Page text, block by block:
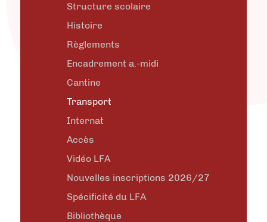
Structure scolaire
Histoire
Règlements
Encadrement a.-midi
Cantine
Transport
Internat
Accès
Vidéo LFA
Nouvelles inscriptions 2026/27
Spécificité du LFA
Bibliothèque